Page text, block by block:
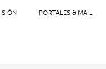
PORTALES & MAIL